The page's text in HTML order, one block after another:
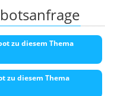
zu diesem Thema
zu diesem Thema